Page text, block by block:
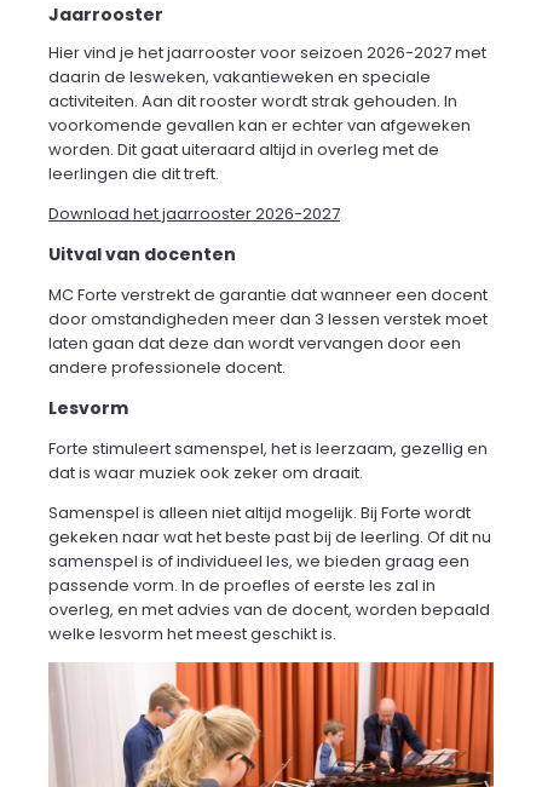
Jaarrooster
Hier vind je het jaarrooster voor seizoen 2026-2027 met
daarin de lesweken, vakantieweken en speciale
activiteiten. Aan dit rooster wordt strak gehouden. In
voorkomende gevallen kan er echter van afgeweken
worden. Dit gaat uiteraard altijd in overleg met de
leerlingen die dit treft.
Download het jaarrooster 2026-2027
Uitval van docenten
MC Forte verstrekt de garantie dat wanneer een docent
door omstandigheden meer dan 3 lessen verstek moet
laten gaan dat deze dan wordt vervangen door een
andere professionele docent.
Lesvorm
Forte stimuleert samenspel, het is leerzaam, gezellig en
dat is waar muziek ook zeker om draait.
Samenspel is alleen niet altijd mogelijk. Bij Forte wordt
gekeken naar wat het beste past bij de leerling. Of dit nu
samenspel is of individueel les, we bieden graag een
passende vorm. In de proefles of eerste les zal in
overleg, en met advies van de docent, worden bepaald
welke lesvorm het meest geschikt is.